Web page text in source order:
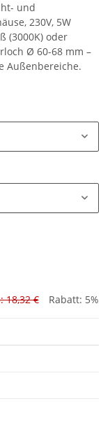
und
230V, 5W
(3000K) oder
Ø 60-68 mm –
Außenbereiche.
18,32 € Rabatt: 5%